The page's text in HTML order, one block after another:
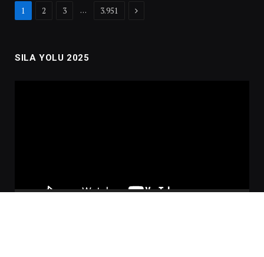
1 2 3 … 3.951 Next
SILA YOLU 2025